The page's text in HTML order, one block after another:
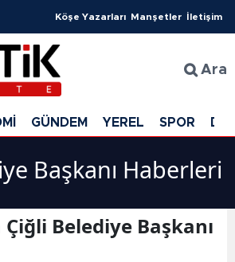
Köşe Yazarları Manşetler İletişim
Ara
GÜNDEM YEREL SPOR
Başkanı Haberleri
Belediye Başkanı